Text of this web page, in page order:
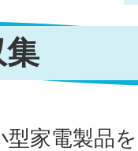
型家電製品